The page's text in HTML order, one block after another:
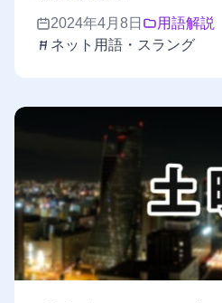
2024年4月8日
用語解説
ネット用語・スラング